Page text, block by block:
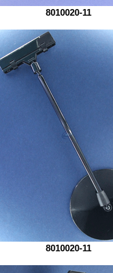
8010020-11
8010020-11